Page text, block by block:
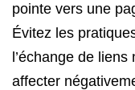
pointe vers une
Évitez les
l’échange de
affecter